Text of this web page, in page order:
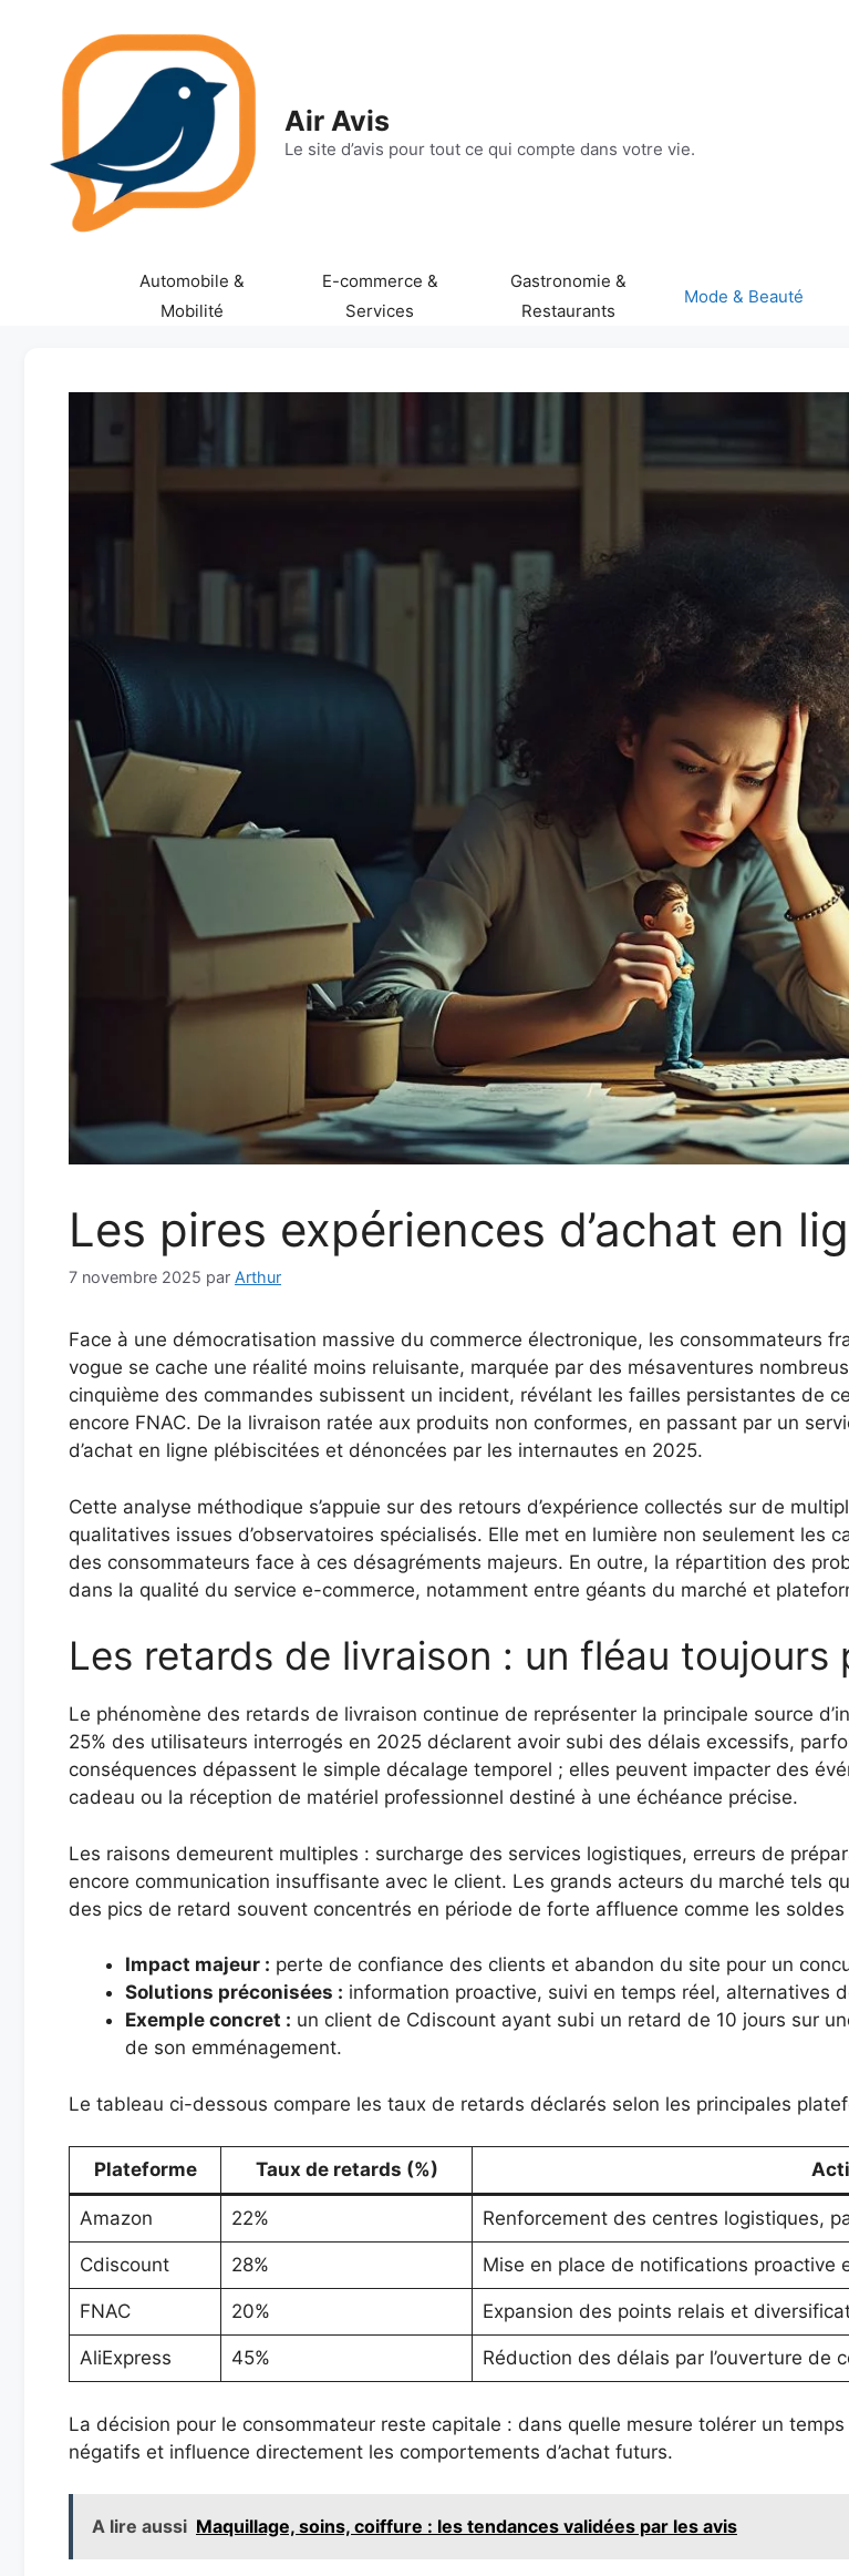
contenu
Air Avis
Le site d’avis pour tout ce qui compte dans votre vie.
Automobile &
Mobilité
E-commerce &
Services
Gastronomie &
Restaurants
Mode & Beauté
Les pires expériences d’achat en
7 novembre 2025 par Arthur
Face à une démocratisation massive du commerce électronique, les consommateurs
vogue se cache une réalité moins reluisante, marquée par des mésaventures
cinquième des commandes subissent un incident, révélant les failles persistantes de
encore FNAC. De la livraison ratée aux produits non conformes, en passant par un
d’achat en ligne plébiscitées et dénoncées par les internautes en 2025.
Cette analyse méthodique s’appuie sur des retours d’expérience collectés sur de
qualitatives issues d’observatoires spécialisés. Elle met en lumière non seulement
des consommateurs face à ces désagréments majeurs. En outre, la répartition des
dans la qualité du service e-commerce, notamment entre géants du marché et
Les retards de livraison : un fléau toujours
Le phénomène des retards de livraison continue de représenter la principale source
25% des utilisateurs interrogés en 2025 déclarent avoir subi des délais excessifs,
conséquences dépassent le simple décalage temporel ; elles peuvent impacter des
cadeau ou la réception de matériel professionnel destiné à une échéance précise.
Les raisons demeurent multiples : surcharge des services logistiques, erreurs de
encore communication insuffisante avec le client. Les grands acteurs du marché tels
des pics de retard souvent concentrés en période de forte affluence comme les
Impact majeur : perte de confiance des clients et abandon du site pour un
Solutions préconisées : information proactive, suivi en temps réel, alternatives
Exemple concret : un client de Cdiscount ayant subi un retard de 10 jours sur
de son emménagement.
Le tableau ci-dessous compare les taux de retards déclarés selon les principales
Plateforme Taux de retards (%)
Amazon 22% Renforcement des centres logistiques,
Cdiscount 28% Mise en place de notifications proactive
FNAC 20% Expansion des points relais et
AliExpress 45% Réduction des délais par l’ouverture de
La décision pour le consommateur reste capitale : dans quelle mesure tolérer un
négatifs et influence directement les comportements d’achat futurs.
A lire aussi Maquillage, soins, coiffure : les tendances validées par les avis